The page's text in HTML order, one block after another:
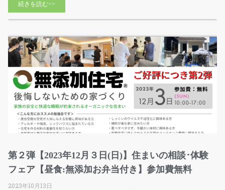
続きを読む>>
第２弾【2023年12月３日(日)】住まいの相談･体験
フェア【昼食:無添加お弁当付き】参加費無料
2023年10月13日